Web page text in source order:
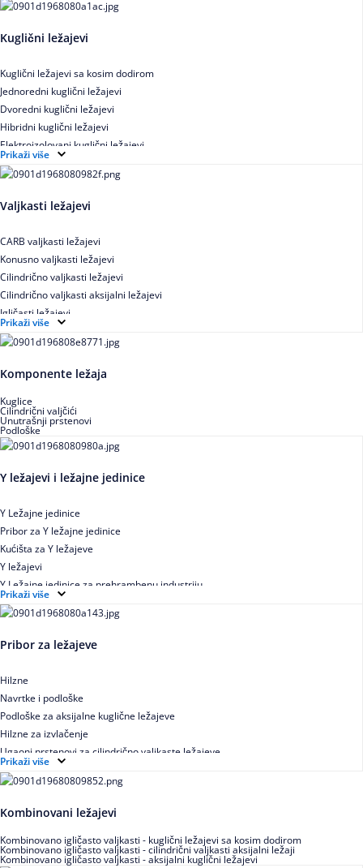
Kuglični ležajevi
Kuglični ležajevi sa kosim dodirom
Jednoredni kuglični ležajevi
Dvoredni kuglični ležajevi
Hibridni kuglični ležajevi
Elektroizolovani kuglični ležajevi
Samopodesivi kuglični ležajevi
Aksijalni kuglični ležajevi
Kuglični ležajevi od nerđajućeg čelika
Prikaži više
Valjkasti ležajevi
CARB valjkasti ležajevi
Konusno valjkasti ležajevi
Cilindrično valjkasti ležajevi
Cilindrično valjkasti aksijalni ležajevi
Igličasti ležajevi
Igličasti aksijalni ležajevi
Buričasti ležajevi
Buričasti zaptiveni ležajevi
Buričasti aksijalni ležajevi
Prikaži više
Komponente ležaja
Kuglice
Cilindrični valjčići
Unutrašnji prstenovi
Podloške
Y ležajevi i ležajne jedinice
Y Ležajne jedinice
Pribor za Y ležajne jedinice
Kućišta za Y ležajeve
Y ležajevi
Y Ležajne jedinice za prehrambenu industriju
Ležajne jedinice sa valjkastim ležajevima
Prikaži više
Pribor za ležajeve
Hilzne
Navrtke i podloške
Podloške za aksijalne kuglične ležajeve
Hilzne za izvlačenje
Ugaoni prstenovi za cilindrično valjkaste ležajeve
Prikaži više
Kombinovani ležajevi
Kombinovano igličasto valjkasti - kuglični ležajevi sa kosim dodirom
Kombinovano igličasto valjkasti - cilindrični valjkasti aksijalni ležaji
Kombinovano igličasto valjkasti - aksijalni kuglični ležajevi